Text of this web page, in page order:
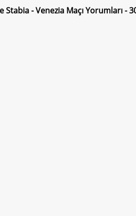
Stabia - Venezia Maçı Yorumları -